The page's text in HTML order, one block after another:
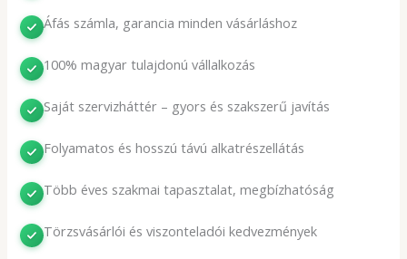
Áfás számla, garancia minden vásárláshoz
100% magyar tulajdonú vállalkozás
Saját szervizháttér – gyors és szakszerű javítás
Folyamatos és hosszú távú alkatrészellátás
Több éves szakmai tapasztalat, megbízhatóság
Törzsvásárlói és viszonteladói kedvezmények